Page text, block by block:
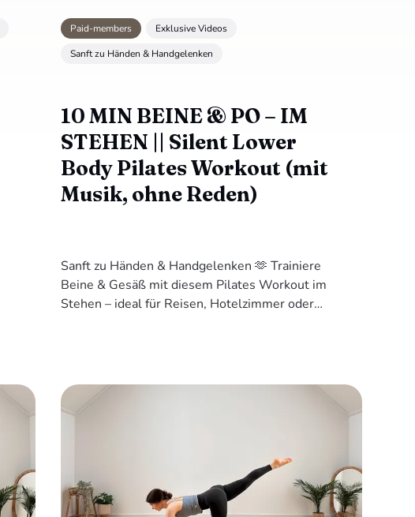
Paid-members
Exklusive Videos
Sanft zu Händen & Handgelenken
10 MIN BEINE & PO – IM
STEHEN || Silent Lower
Body Pilates Workout (mit
Musik, ohne Reden)
Sanft zu Händen & Handgelenken 🫶 Trainiere
Beine & Gesäß mit diesem Pilates Workout im
Stehen – ideal für Reisen, Hotelzimmer oder